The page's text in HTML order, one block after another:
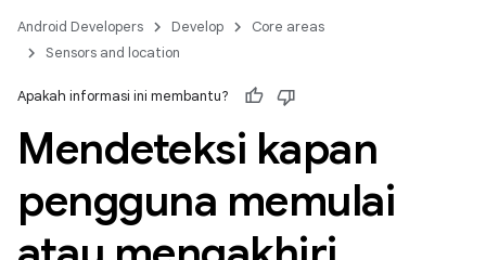
Android Developers Develop
Core areas
Sensors and location
Apakah informasi ini membantu?
Mendeteksi kapan
pengguna memulai